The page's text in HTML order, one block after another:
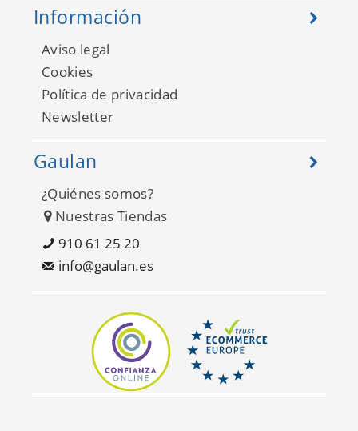
Información
Aviso legal
Cookies
Política de privacidad
Newsletter
Gaulan
¿Quiénes somos?
Nuestras Tiendas
910 61 25 20
info@gaulan.es